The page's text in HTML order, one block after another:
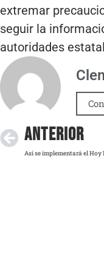
extremar
seguir la
autoridades
ANTERIOR